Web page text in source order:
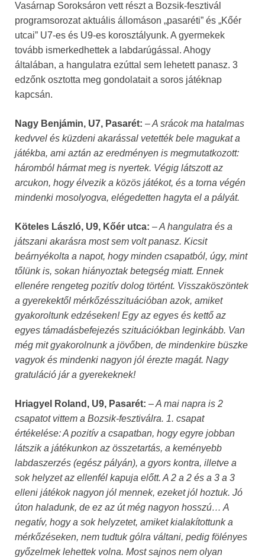
Vasárnap Soroksáron vett részt a Bozsik-fesztivál
programsorozat aktuális állomáson „pasaréti” és „Kőér
utcai” U7-es és U9-es korosztályunk. A gyermekek
tovább ismerkedhettek a labdarúgással. Ahogy
általában, a hangulatra ezúttal sem lehetett panasz. 3
edzőnk osztotta meg gondolatait a soros játéknap
kapcsán.
Nagy Benjámin, U7, Pasarét: –A srácok ma hatalmas
kedvvel és küzdeni akarással vetették bele magukat a
játékba, ami aztán az eredményen is megmutatkozott:
háromból hármat meg is nyertek. Végig látszott az
arcukon, hogy élvezik a közös játékot, és a torna végén
mindenki mosolyogva, elégedetten hagyta el a pályát.
Köteles László, U9, Kőér utca: –A hangulatra és a
játszani akarásra most sem volt panasz. Kicsit
beárnyékolta a napot, hogy minden csapatból, úgy, mint
tőlünk is, sokan hiányoztak betegség miatt. Ennek
ellenére rengeteg pozitív dolog történt. Visszaköszöntek
a gyerekektől mérkőzésszituációban azok, amiket
gyakoroltunk edzéseken! Egy az egyes és kettő az
egyes támadásbefejezés szituációkban leginkább. Van
még mit gyakorolnunk a jövőben, de mindenkire büszke
vagyok és mindenki nagyon jól érezte magát. Nagy
gratuláció jár a gyerekeknek!
Hriagyel Roland, U9, Pasarét: –A mai napra is 2
csapatot vittem a Bozsik-fesztiválra. 1. csapat
értékelése: A pozitív a csapatban, hogy egyre jobban
látszik a játékunkon az összetartás, a keményebb
labdaszerzés (egész pályán), a gyors kontra, illetve a
sok helyzet az ellenfél kapuja előtt. A 2 a 2 és a 3 a 3
elleni játékok nagyon jól mennek, ezeket jól hoztuk. Jó
úton haladunk, de ez az út még nagyon hosszú… A
negatív, hogy a sok helyzetet, amiket kialakítottunk a
mérkőzéseken, nem tudtuk gólra váltani, pedig fölényes
győzelmek lehettek volna. Most sajnos nem olyan